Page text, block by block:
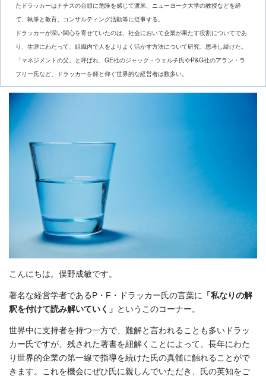
たドラッカーはナチスの台頭に危険を感じて渡米、ニューヨーク大学の教授などを経
て、執筆と教育、コンサルティング活動等に従事する。
ドラッカーが深い関心を寄せていたのは、社会において企業が果たす役割についてであ
り、生涯にわたって、組織内で人をよりよく活かす方法について研究、思考し続けた。
「マネジメントの父」と呼ばれ、GE社のジャック・ウェルチ氏やP&G社のアラン・ラ
フリー氏など、ドラッカーを師と仰ぐ世界的な経営者は数多い。
こんにちは。俣野成敏です。
著名な経営学者であるP・F・ドラッカー氏の言葉に
「私なりの解
釈を付けて読み解いていく」 というこのコーナー。
世界中に支持者を持つ一方で、難解と言われることも多いドラッ
カー氏ですが、残された著書を紐解くことによって、長年にわた
り世界的企業の第一線で指導を続けた氏の真髄に触れることがで
きます。これを機会にぜひ氏に親しんでいただき、氏の英知をご